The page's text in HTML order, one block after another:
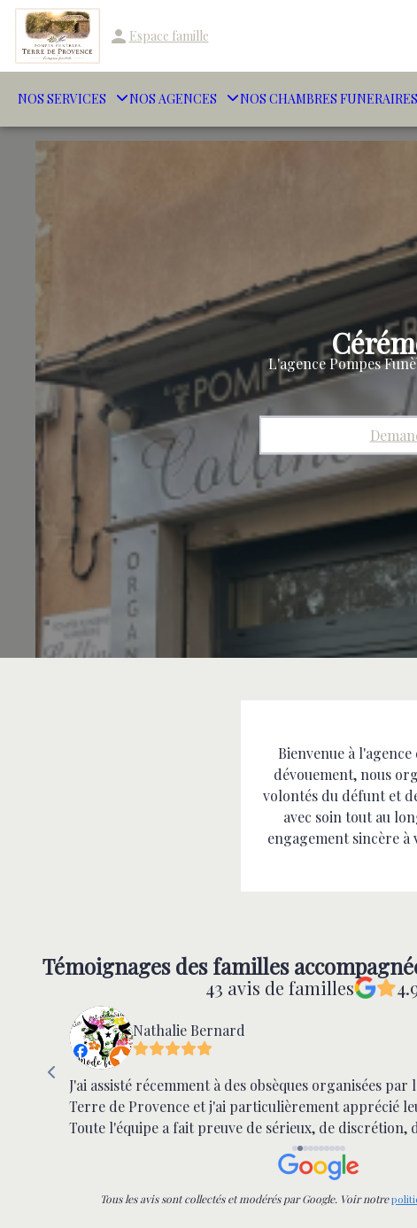
Espace famille
NOS SERVICES NOS AGENCES NOS CHAMBRES FUNERAIRES
L'agence Pompes
Bienvenue à
dévouement, nous
volontés du défunt et
avec soin tout au
engagement sincère
Témoignages des familles
43 avis de familles
Nathalie Bernard
J'ai assisté récemment à des obsèques organisées par
Terre de Provence et j'ai particulièrement apprécié
Toute l'équipe a fait preuve de sérieux, de discrétion,
excellente organisation. Dans un moment aussi
accompagnement et leur attention aux détails ont été
pour la qualité de votre travail.
Tous les avis sont collectés et modérés par Google. Voir notre